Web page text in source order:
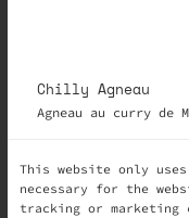
Chilly Agneau
Agneau au curry de
This website only
necessary for the
tracking or marketing